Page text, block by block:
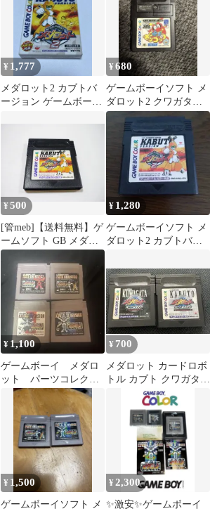
¥ 1,777
メダロット2 カブトバ
ージョン ゲームボーイ
¥680
ゲームボーイソフト メ
ダロット2 クワガタバ
ージョン(ソフト出品多
¥500
[管meb]【送料無料】ゲ
ームソフト GB メダロ
ット2 カブトバージョ
ン (箱説なし) ゲームボ
ーイ 任天堂
¥ 1,280
ゲームボーイソフト メ
ダロット2 カブトバー
¥ 1,100
ゲームボーイ メダロ
ット パーツコレクシ
ョン 動作未確認
¥ 700
メダロット カードロボ
トル カブト クワガタ
GBソフト
¥ 1,500
ゲームボーイソフト メ
¥ 2,300
✨激安✨ゲームボーイ